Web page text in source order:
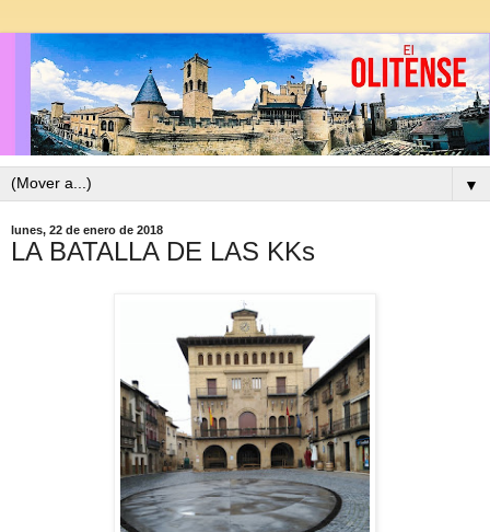
▼
lunes, 22 de enero de 2018
LA BATALLA DE LAS KKs